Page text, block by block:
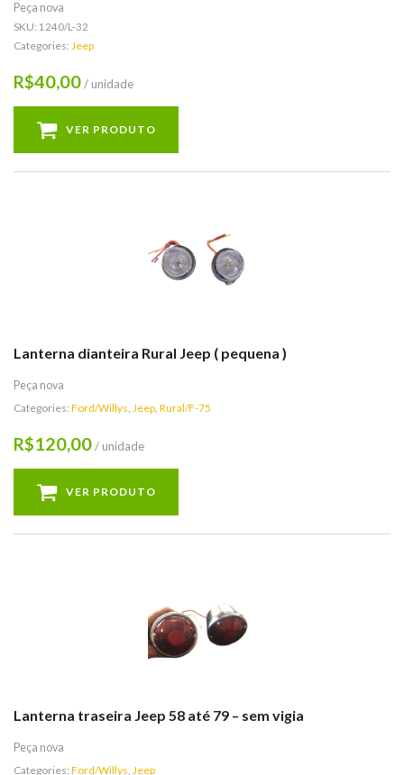
Peça nova
SKU: 1240/L-32
Categories: Jeep
R$40,00/ unidade
VER PRODUTO
Lanterna dianteira Rural Jeep ( pequena )
Peça nova
Categories: Ford/Willys, Jeep, Rural/F-75
R$120,00/ unidade
VER PRODUTO
Lanterna traseira Jeep 58 até 79 – sem vigia
Peça nova
Categories: Ford/Willys, Jeep